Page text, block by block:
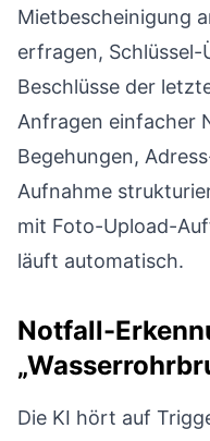
Mietbescheinigung
erfragen,
Beschlüsse der
Anfragen einfacher
Begehungen,
Aufnahme
mit Foto-Upload-
läuft automatisch.
Notfall-
Die KI hört auf